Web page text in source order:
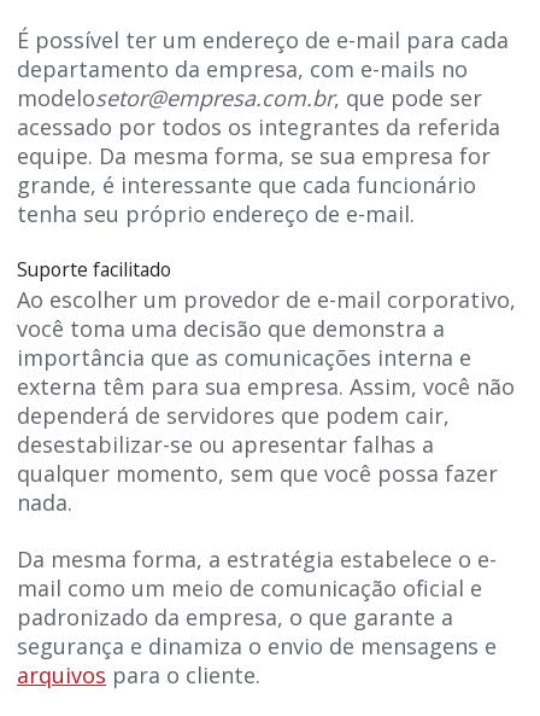
É possível ter um endereço de e-mail para cada
departamento da empresa, com e-mails no
modelosetor@empresa.com.br, que pode ser
acessado por todos os integrantes da referida
equipe. Da mesma forma, se sua empresa for
grande, é interessante que cada funcionário
tenha seu próprio endereço de e-mail.
Suporte facilitado
Ao escolher um provedor de e-mail corporativo,
você toma uma decisão que demonstra a
importância que as comunicações interna e
externa têm para sua empresa. Assim, você não
dependerá de servidores que podem cair,
desestabilizar-se ou apresentar falhas a
qualquer momento, sem que você possa fazer
nada.
Da mesma forma, a estratégia estabelece o e-
mail como um meio de comunicação oficial e
padronizado da empresa, o que garante a
segurança e dinamiza o envio de mensagens e
arquivos para o cliente.